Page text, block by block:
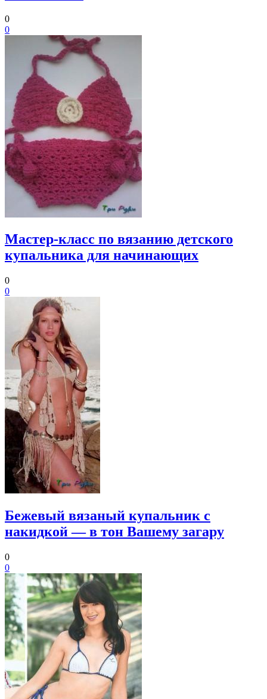
0
0
Мастер-класс по вязанию детского
купальника для начинающих
0
0
Бежевый вязаный купальник с
накидкой — в тон Вашему загару
0
0